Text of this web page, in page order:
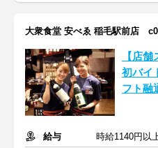
大衆食堂 安べゑ 稲毛駅前店
【店
初バイ
フト融
給与
時給1140円以